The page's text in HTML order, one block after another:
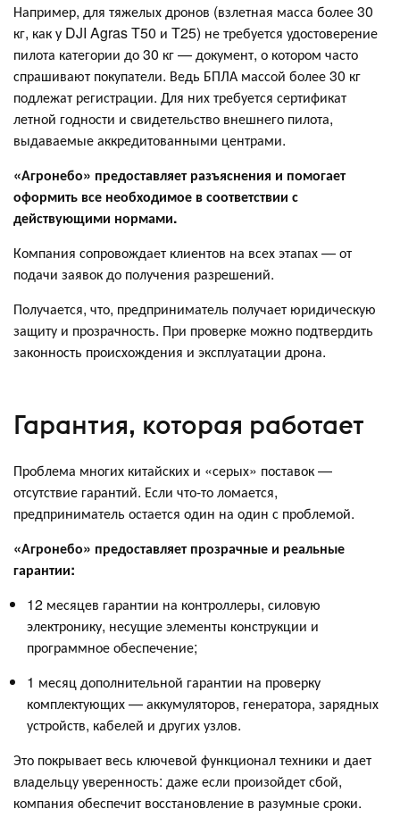
Например, для тяжелых дронов (взлетная масса более 30
кг, как у DJI Agras T50 и T25) не требуется удостоверение
пилота категории до 30 кг — документ, о котором часто
спрашивают покупатели. Ведь БПЛА массой более 30 кг
подлежат регистрации. Для них требуется сертификат
летной годности и свидетельство внешнего пилота,
выдаваемые аккредитованными центрами.
«Агронебо» предоставляет разъяснения и помогает
оформить все необходимое в соответствии с
действующими нормами.
Компания сопровождает клиентов на всех этапах — от
подачи заявок до получения разрешений.
Получается, что, предприниматель получает юридическую
защиту и прозрачность. При проверке можно подтвердить
законность происхождения и эксплуатации дрона.
Гарантия, которая работает
Проблема многих китайских и «серых» поставок —
отсутствие гарантий. Если что-то ломается,
предприниматель остается один на один с проблемой.
«Агронебо» предоставляет прозрачные и реальные
гарантии:
12 месяцев гарантии на контроллеры, силовую
электронику, несущие элементы конструкции и
программное обеспечение;
1 месяц дополнительной гарантии на проверку
комплектующих — аккумуляторов, генератора, зарядных
устройств, кабелей и других узлов.
Это покрывает весь ключевой функционал техники и дает
владельцу уверенность: даже если произойдет сбой,
компания обеспечит восстановление в разумные сроки.